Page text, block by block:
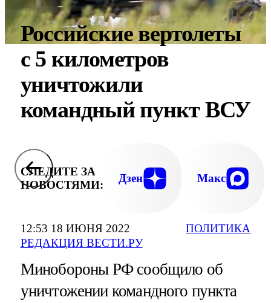
12:53 18 ИЮНЯ 2022
РЕДАКЦИЯ ВЕСТИ.РУ
ПОЛИТИКА
Российские вертолеты
с 5 километров
уничтожили
командный пункт ВСУ
СЛЕДИТЕ ЗА
НОВОСТЯМИ:
Дзен Макс
Минобороны РФ сообщило об
уничтожении командного пункта